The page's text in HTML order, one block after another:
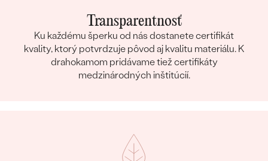
Transparentnosť
Ku každému šperku od nás dostanete certifikát
kvality, ktorý potvrdzuje pôvod aj kvalitu materiálu. K
drahokamom pridávame tiež certifikáty
medzinárodných inštitúcií.